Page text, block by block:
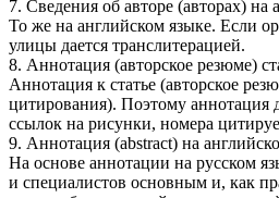
7. Сведения об авторе (авторах) на
То же на английском языке. Если
улицы дается транслитерацией.
8. Аннотация (авторское резюме)
Аннотация к статье (авторское
цитирования). Поэтому аннотация
ссылок на рисунки, номера
9. Аннотация (abstract) на
На основе аннотации на русском
и специалистов основным и, как